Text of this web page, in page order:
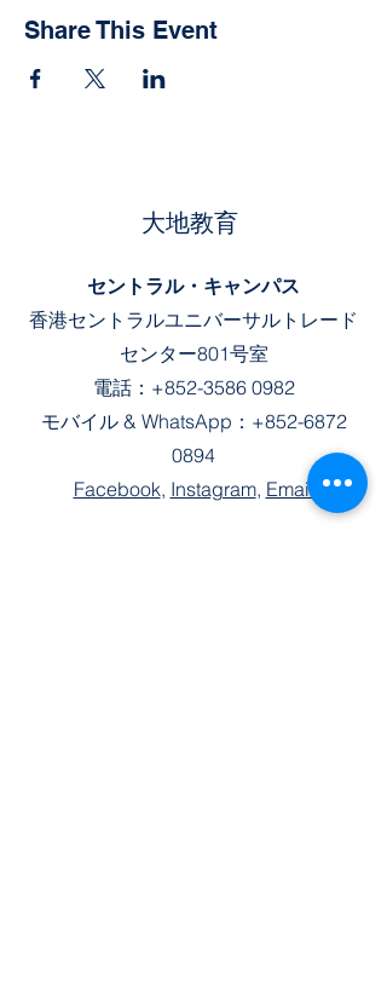
Share This Event
大地教育
セントラル・キャンパス
香港セントラルユニバーサルトレード
センター801号室
電話： +852-3586 0982
モバイル & WhatsApp： +852-6872
0894
Facebook, Instagram, Email